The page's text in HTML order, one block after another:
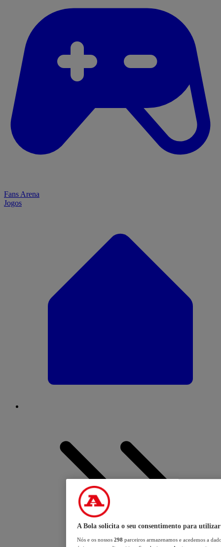
Fans Arena
Jogos
A Bola solicita o seu consentimento para utilizar
Nós e os nossos 298 parceiros armazenamos e acedemos a